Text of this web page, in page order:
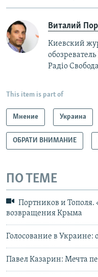
Виталий
Киевский
обозреватель
Радiо Свобода
This item is part of
Мнение Украина
ОБРАТИ ВНИМАНИЕ
ПО ТЕМЕ
Портников и Тополя.
возвращения Крыма
Голосование в Украине:
Павел Казарин: Мечта